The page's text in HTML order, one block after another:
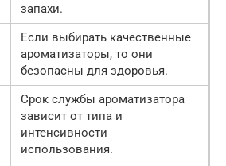
запахи.
Если выбирать качественные
ароматизаторы, то они
безопасны для здоровья.
Срок службы ароматизатора
зависит от типа и
интенсивности
использования.